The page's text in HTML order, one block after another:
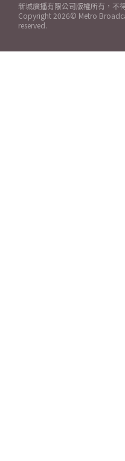
新城廣播有限公司版權所有，不
Copyright 2026© Metro
reserved.